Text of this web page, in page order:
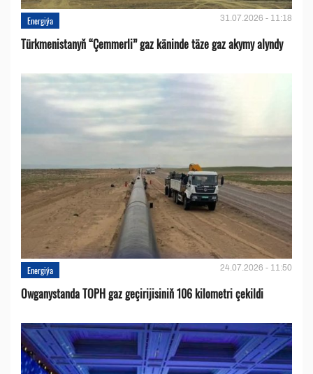
Energiýa 31.07.2026 - 11:18
Türkmenistanyň “Çemmerli” gaz käninde täze gaz akymy alyndy
Energiýa 24.07.2026 - 11:50
Owganystanda TOPH gaz geçirijisiniň 106 kilometri çekildi